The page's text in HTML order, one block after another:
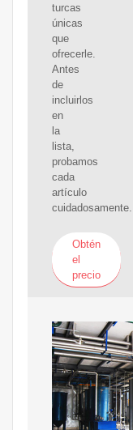
turcas
únicas
que
ofrecerle.
Antes
de
incluirlos
en
la
lista,
probamos
cada
artículo
cuidadosamente.
Obtén
el
precio